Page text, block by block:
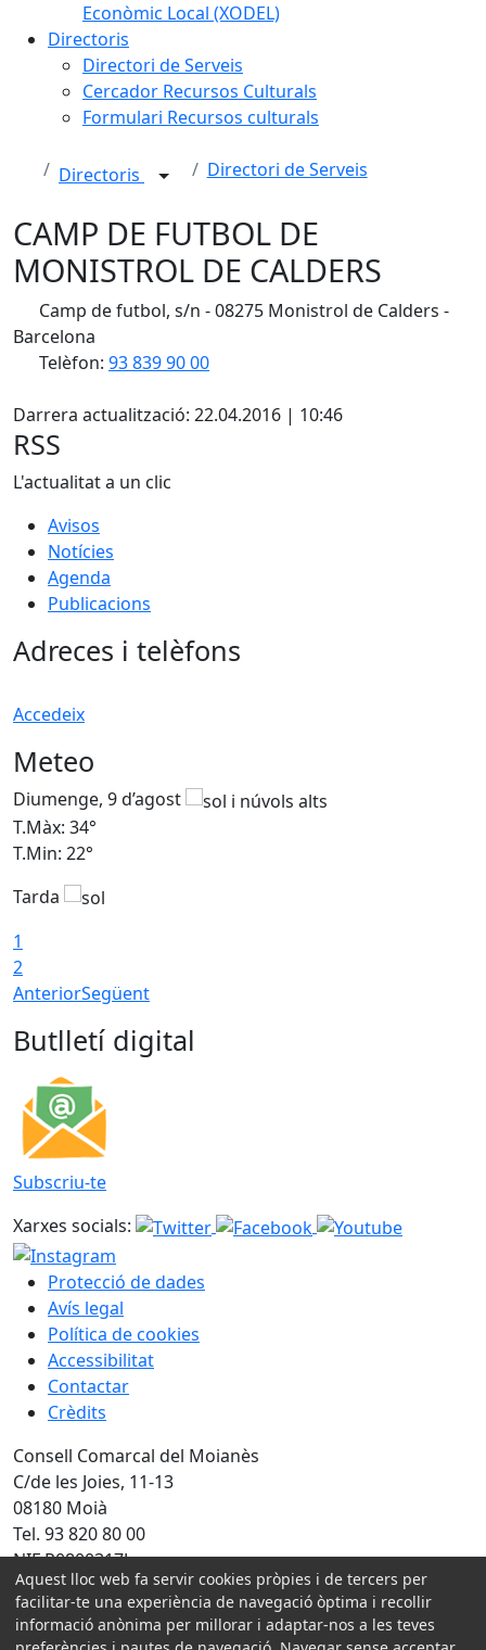
Econòmic Local (XODEL)
Directoris
Directori de Serveis
Cercador Recursos Culturals
Formulari Recursos culturals
Directoris Directori de Serveis
CAMP DE FUTBOL DE
MONISTROL DE CALDERS
Camp de futbol, s/n - 08275 Monistrol de Calders -
Barcelona
Telèfon: 93 839 90 00
Darrera actualització: 22.04.2016 | 10:46
RSS
L'actualitat a un clic
Avisos
Notícies
Agenda
Publicacions
Adreces i telèfons
Accedeix
Meteo
Diumenge, 9 d’agost
T.Màx: 34°
T.Min: 22°
Tarda
1
2
AnteriorSegüent
Butlletí digital
Subscriu-te
Xarxes socials:
Protecció de dades
Avís legal
Política de cookies
Accessibilitat
Contactar
Crèdits
Consell Comarcal del Moianès
C/de les Joies, 11-13
08180 Moià
Tel. 93 820 80 00
NIF P0800317J
Amb la col·laboració de:
Aquest lloc web fa servir cookies pròpies i de tercers per
facilitar-te una experiència de navegació òptima i recollir
informació anònima per millorar i adaptar-nos a les teves